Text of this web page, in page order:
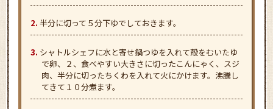
半分に切って５分下ゆでしておきます。
シャトルシェフに水と寄せ鍋つゆを入れて殻をむいたゆ
で卵、２、食べやすい大きさに切ったこんにゃく、スジ
肉、半分に切ったちくわを入れて火にかけます。沸騰し
てきて１０分煮ます。